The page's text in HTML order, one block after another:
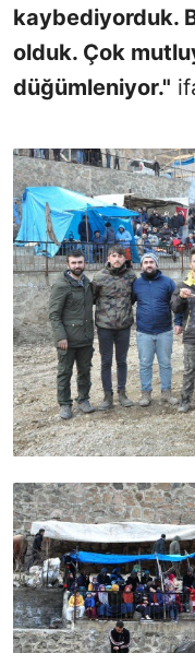
kaybediyorduk.
olduk. Çok
düğümleniyor."